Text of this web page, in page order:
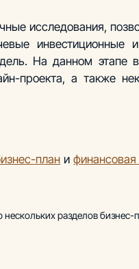
исследования,
инвестиционные
На данном этапе
проекта, а также
план и
Пример нескольких разделов